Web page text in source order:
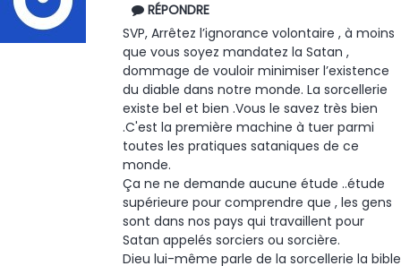
RÉPONDRE
SVP, Arrêtez l’ignorance volontaire , à moins
que vous soyez mandatez la Satan ,
dommage de vouloir minimiser l’existence
du diable dans notre monde. La sorcellerie
existe bel et bien .Vous le savez très bien
.C'est la première machine à tuer parmi
toutes les pratiques sataniques de ce
monde.
Ça ne ne demande aucune étude ..étude
supérieure pour comprendre que , les gens
sont dans nos pays qui travaillent pour
Satan appelés sorciers ou sorcière.
Dieu lui-même parle de la sorcellerie la bible